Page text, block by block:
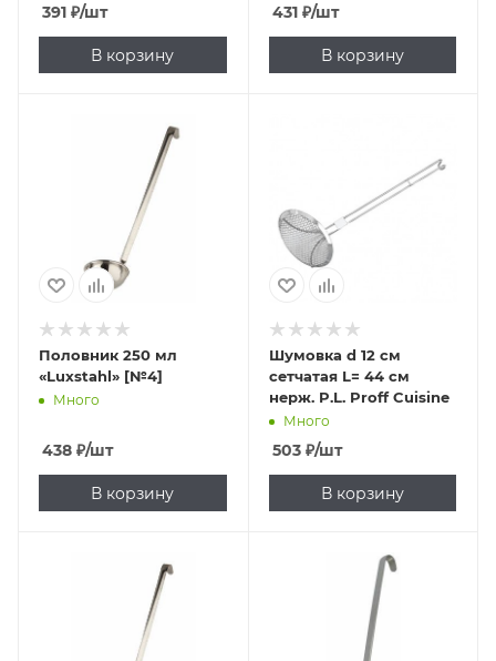
391 ₽/шт
В корзину
431₽/шт
В корзину
Половник 250 мл
«Luxstahl» [№4]
Много
438 ₽/шт
В корзину
Шумовка d 12 см
сетчатая L= 44 см
нерж. P.L. Proff Cuisine
Много
503₽/шт
В корзину